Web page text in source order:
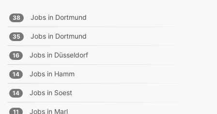
38 Jobs in Dortmund
35 Jobs in Dortmund
16 Jobs in Düsseldorf
14 Jobs in Hamm
14 Jobs in Soest
11 Jobs in Marl